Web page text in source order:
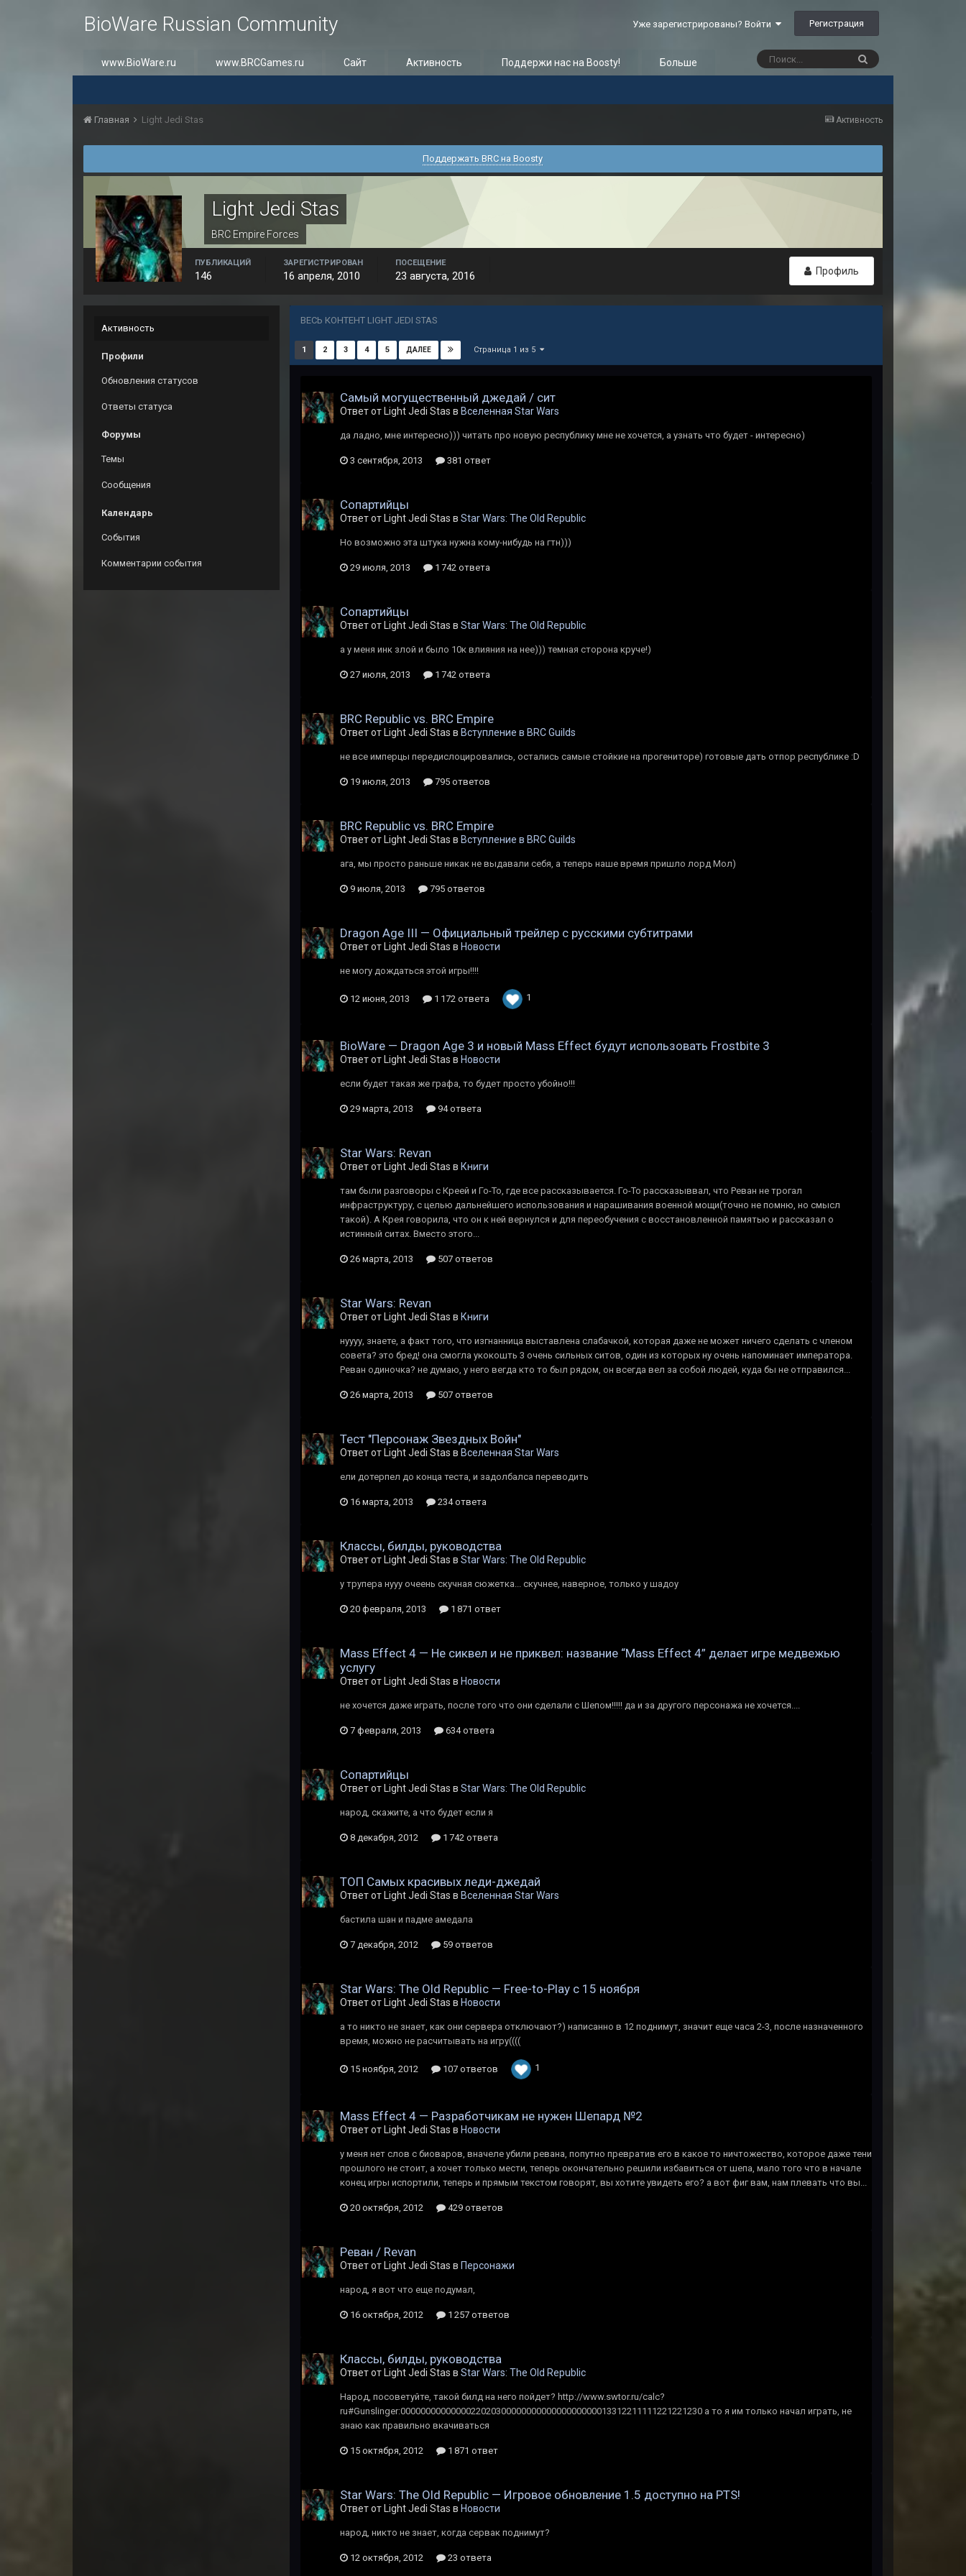
BioWare Russian Community Уже зарегистрированы? Войти Регистрация
www.BioWare.ru www.BRCGames.ru Сайт Активность Поддержи нас на Boosty! Больше
Активность
Главная Light Jedi Stas
Поддержать BRC на Boosty
Light Jedi Stas
BRC Empire Forces
Профиль
ПУБЛИКАЦИЙ
146
ЗАРЕГИСТРИРОВАН
16 апреля, 2010
ПОСЕЩЕНИЕ
23 августа, 2016
Активность
Профили
Обновления статусов
Ответы статуса
Форумы
Темы
Сообщения
Календарь
События
Комментарии события
ВЕСЬ КОНТЕНТ LIGHT JEDI STAS
1 2 3 4 5 ДАЛЕЕ Страница 1 из 5
Самый могущественный джедай / сит
Ответ от Light Jedi Stas в Вселенная Star Wars
да ладно, мне интересно))) читать про новую республику мне не хочется, а узнать что будет - интересно)
3 сентября, 2013 381 ответ
Сопартийцы
Ответ от Light Jedi Stas в Star Wars: The Old Republic
Но возможно эта штука нужна кому-нибудь на гтн)))
29 июля, 2013 1 742 ответа
Сопартийцы
Ответ от Light Jedi Stas в Star Wars: The Old Republic
а у меня инк злой и было 10к влияния на нее))) темная сторона круче!)
27 июля, 2013 1 742 ответа
BRC Republic vs. BRC Empire
Ответ от Light Jedi Stas в Вступление в BRC Guilds
не все имперцы передислоцировались, остались самые стойкие на прогениторе) готовые дать отпор республике :D
19 июля, 2013 795 ответов
BRC Republic vs. BRC Empire
Ответ от Light Jedi Stas в Вступление в BRC Guilds
ага, мы просто раньше никак не выдавали себя, а теперь наше время пришло лорд Мол)
9 июля, 2013 795 ответов
Dragon Age III — Официальный трейлер c русскими субтитрами
Ответ от Light Jedi Stas в Новости
не могу дождаться этой игры!!!!
12 июня, 2013 1 172 ответа 1
BioWare — Dragon Age 3 и новый Mass Effect будут использовать Frostbite 3
Ответ от Light Jedi Stas в Новости
если будет такая же графа, то будет просто убойно!!!
29 марта, 2013 94 ответа
Star Wars: Revan
Ответ от Light Jedi Stas в Книги
там были разговоры с Креей и Го-То, где все рассказывается. Го-То рассказыввал, что Реван не трогал
инфраструктуру, с целью дальнейшего использования и нарашивания военной мощи(точно не помню, но смысл
такой). А Крея говорила, что он к ней вернулся и для переобучения с восстановленной памятью и рассказал о
истинный ситах. Вместо этого...
26 марта, 2013 507 ответов
Star Wars: Revan
Ответ от Light Jedi Stas в Книги
нуууу, знаете, а факт того, что изгнанница выставлена слабачкой, которая даже не может ничего сделать с членом
совета? это бред! она смогла укокошть 3 очень сильных ситов, один из которых ну очень напоминает императора.
Реван одиночка? не думаю, у него вегда кто то был рядом, он всегда вел за собой людей, куда бы не отправился...
26 марта, 2013 507 ответов
Тест "Персонаж Звездных Войн"
Ответ от Light Jedi Stas в Вселенная Star Wars
ели дотерпел до конца теста, и задолбалса переводить
16 марта, 2013 234 ответа
Классы, билды, руководства
Ответ от Light Jedi Stas в Star Wars: The Old Republic
у трупера нууу очеень скучная сюжетка... скучнее, наверное, только у шадоу
20 февраля, 2013 1 871 ответ
Mass Effect 4 — Не сиквел и не приквел: название “Mass Effect 4” делает игре медвежью
услугу
Ответ от Light Jedi Stas в Новости
не хочется даже играть, после того что они сделали с Шепом!!!!! да и за другого персонажа не хочется....
7 февраля, 2013 634 ответа
Сопартийцы
Ответ от Light Jedi Stas в Star Wars: The Old Republic
народ, скажите, а что будет если я
8 декабря, 2012 1 742 ответа
ТОП Самых красивых леди-джедай
Ответ от Light Jedi Stas в Вселенная Star Wars
бастила шан и падме амедала
7 декабря, 2012 59 ответов
Star Wars: The Old Republic — Free-to-Play с 15 ноября
Ответ от Light Jedi Stas в Новости
а то никто не знает, как они сервера отключают?) написанно в 12 поднимут, значит еще часа 2-3, после назначенного
время, можно не расчитывать на игру((((
15 ноября, 2012 107 ответов 1
Mass Effect 4 — Разработчикам не нужен Шепард №2
Ответ от Light Jedi Stas в Новости
у меня нет слов с биоваров, вначеле убили ревана, попутно превратив его в какое то ничтожество, которое даже тени
прошлого не стоит, а хочет только мести, теперь окончательно решили избавиться от шепа, мало того что в начале
конец игры испортили, теперь и прямым текстом говорят, вы хотите увидеть его? а вот фиг вам, нам плевать что вы...
20 октября, 2012 429 ответов
Реван / Revan
Ответ от Light Jedi Stas в Персонажи
народ, я вот что еще подумал,
16 октября, 2012 1 257 ответов
Классы, билды, руководства
Ответ от Light Jedi Stas в Star Wars: The Old Republic
Народ, посоветуйте, такой билд на него пойдет? http://www.swtor.ru/calc?
ru#Gunslinger:000000000000002202030000000000000000000013312211111221221230 а то я им только начал играть, не
знаю как правильно вкачиваться
15 октября, 2012 1 871 ответ
Star Wars: The Old Republic — Игровое обновление 1.5 доступно на PTS!
Ответ от Light Jedi Stas в Новости
народ, никто не знает, когда сервак поднимут?
12 октября, 2012 23 ответа